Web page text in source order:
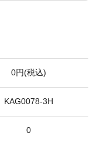
0円(税込)
KAG0078-3H
0